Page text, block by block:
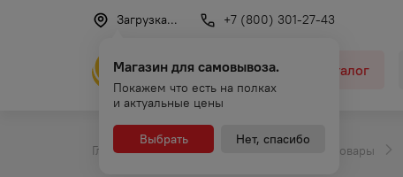
Загрузка... +7 (800) 301-27-43
Каталог
Магазин для самовывоза.
Покажем что есть на полках
и актуальные цены
Выбрать Нет, спасибо
Главная Каталог Промышленные товары